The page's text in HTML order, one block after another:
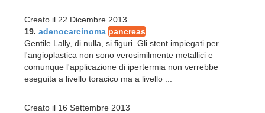
Creato il 22 Dicembre 2013
19. adenocarcinoma pancreas
Gentile Lally, di nulla, si figuri. Gli stent impiegati per
l'angioplastica non sono verosimilmente metallici e
comunque l'applicazione di ipertermia non verrebbe
eseguita a livello toracico ma a livello ...
Creato il 16 Settembre 2013